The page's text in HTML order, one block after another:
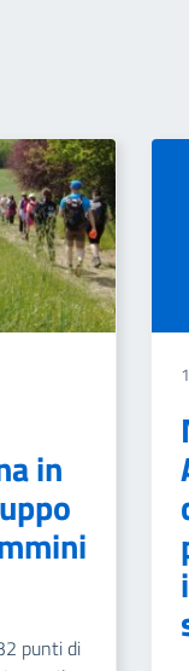
in
punti di